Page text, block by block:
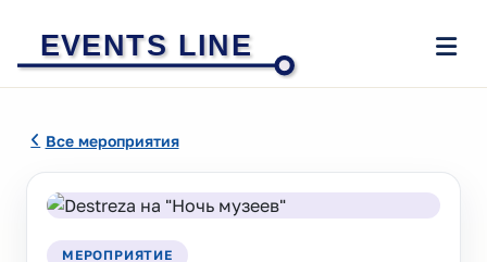
EVENTS LINE
Все мероприятия
МЕРОПРИЯТИЕ